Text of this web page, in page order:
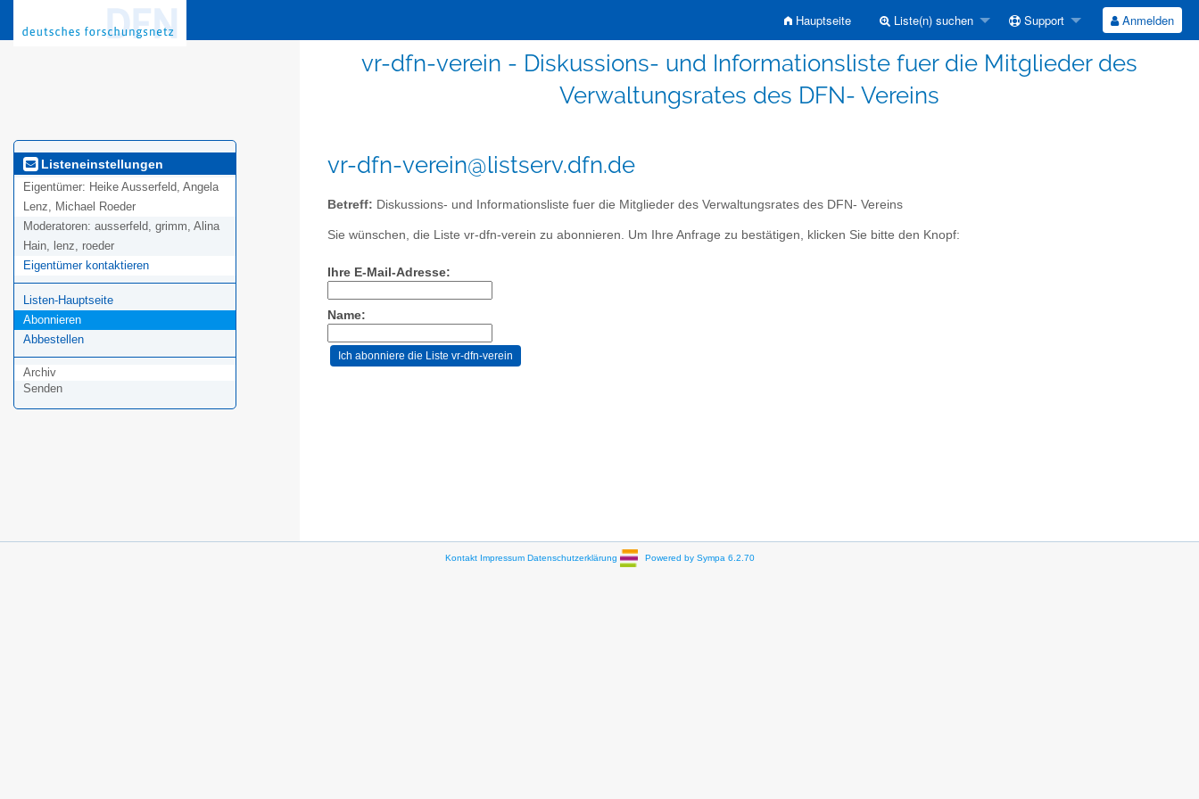
Hauptseite Liste(n) suchen Support Anmelden
vr-dfn-verein - Diskussions- und Informationsliste fuer die Mitglieder des
Verwaltungsrates des DFN- Vereins
Listeneinstellungen
Eigentümer: Heike Ausserfeld, Angela
Lenz, Michael Roeder
Moderatoren: ausserfeld, grimm, Alina
Hain, lenz, roeder
Eigentümer kontaktieren
Listen-Hauptseite
Abonnieren
Abbestellen
Archiv
Senden
vr-dfn-verein@listserv.dfn.de
Betreff: Diskussions- und Informationsliste fuer die Mitglieder des Verwaltungsrates des DFN- Vereins
Sie wünschen, die Liste vr-dfn-verein zu abonnieren. Um Ihre Anfrage zu bestätigen, klicken Sie bitte den Knopf:
Ihre E-Mail-Adresse:
Name:
Kontakt Impressum Datenschutzerklärung Powered by Sympa 6.2.70